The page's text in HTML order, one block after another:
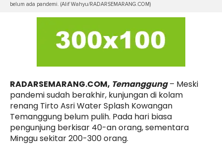
belum ada pandemi. (Alif Wahyu/RADARSEMARANG.COM)
RADARSEMARANG.COM, Temanggung– Meski
pandemi sudah berakhir, kunjungan di kolam
renang Tirto Asri Water Splash Kowangan
Temanggung belum pulih. Pada hari biasa
pengunjung berkisar 40-an orang, sementara
Minggu sekitar 200-300 orang.